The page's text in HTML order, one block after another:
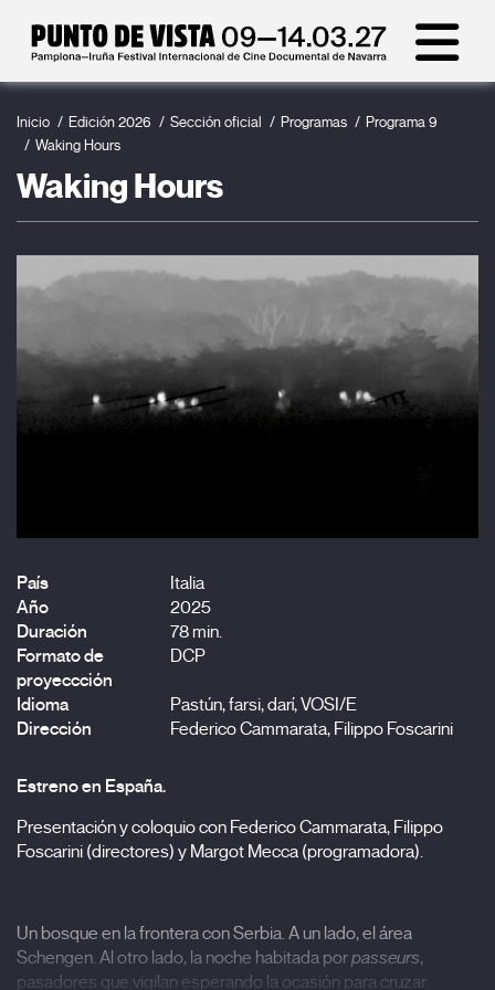
Inicio Edición 2026 Sección oficial Programas
Programa 9
Waking Hours
Waking Hours
País
Italia
Año
2025
Duración
78 min.
Formato de
proyeccción
DCP
Idioma
Pastún, farsi, darí, VOSI/E
Dirección
Federico Cammarata, Filippo Foscarini
Estreno en España.
Presentación y coloquio con Federico Cammarata, Filippo
Foscarini (directores) y Margot Mecca (programadora).
Un bosque en la frontera con Serbia. A un lado, el área
Schengen. Al otro lado, la noche habitada porpasseurs,
pasadores que vigilan esperando la ocasión para cruzar.